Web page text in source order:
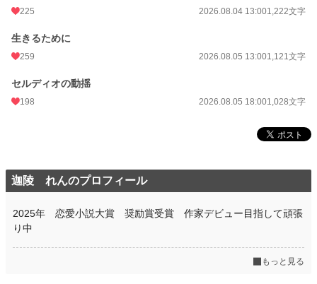
225 2026.08.04 13:001,222文字
生きるために
259 2026.08.05 13:001,121文字
セルディオの動揺
198 2026.08.05 18:001,028文字
迦陵 れんのプロフィール
2025年 恋愛小説大賞 奨励賞受賞 作家デビュー目指して頑張
り中
もっと見る